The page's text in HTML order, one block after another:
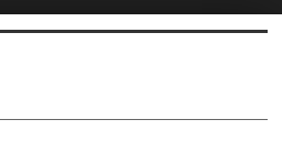
치북5